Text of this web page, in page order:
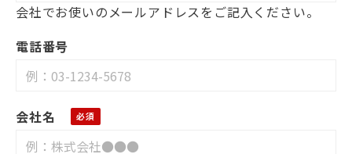
会社でお使いのメールアドレスをご記入ください。
電話番号
会社名